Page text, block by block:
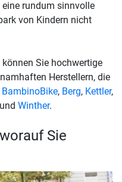
rundum sinnvolle
von Kindern nicht
Sie hochwertige
Herstellern, die
BambinoBike, Berg, Kettler,
und Winther.
Sie